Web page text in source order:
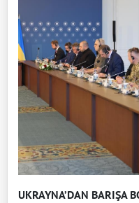
UKRAYNA’DAN BARIŞA